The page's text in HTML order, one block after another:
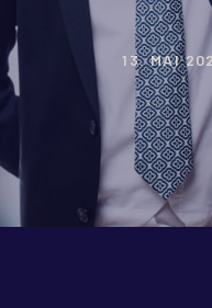
13. MAI